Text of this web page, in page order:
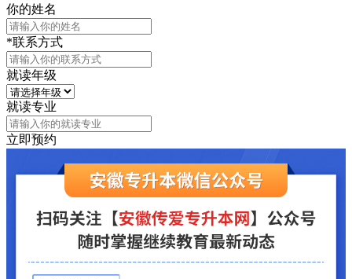
你的姓名
*联系方式
就读年级
就读专业
立即预约